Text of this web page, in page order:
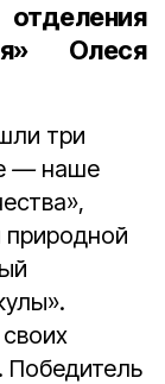
Олеся
три
—наше
природной
Победитель